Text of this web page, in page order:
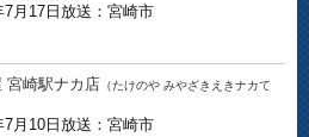
7月17日放送：宮崎市
宮崎駅ナカ店 （たけのや みやざきえきナカて
7月10日放送：宮崎市